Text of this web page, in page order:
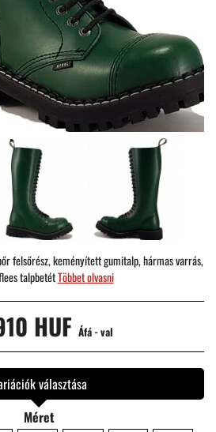
felsőrész, keményített gumitalp, hármas varrás,
talpbetétTöbbet olvasni
HUF Áfá - val
választása
Méret